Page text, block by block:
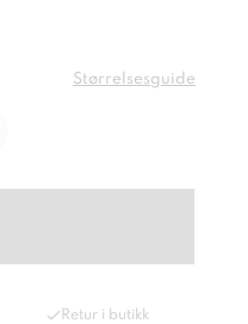
Størrelsesguide
Retur i butikk